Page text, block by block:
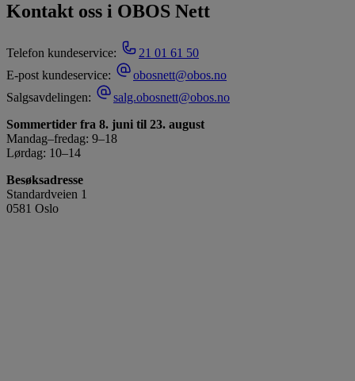
Kontakt oss i OBOS Nett
Telefon kundeservice:
21 01 61 50
E-post kundeservice:
obosnett@obos.no
Salgsavdelingen:
salg.obosnett@obos.no
Sommertider fra 8. juni til 23. august
Mandag–fredag: 9–18
Lørdag: 10–14
Besøksadresse
Standardveien 1
0581 Oslo